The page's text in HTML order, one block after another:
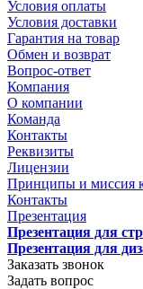
Условия оплаты
Условия доставки
Гарантия на товар
Обмен и возврат
Вопрос-ответ
Компания
О компании
Команда
Контакты
Реквизиты
Лицензии
Принципы и миссия
Контакты
Презентация
Презентация для
Презентация для
Заказать звонок
Задать вопрос